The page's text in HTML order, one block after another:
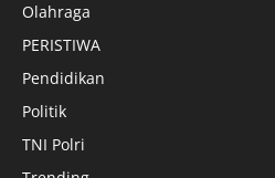
Olahraga
PERISTIWA
Pendidikan
Politik
TNI Polri